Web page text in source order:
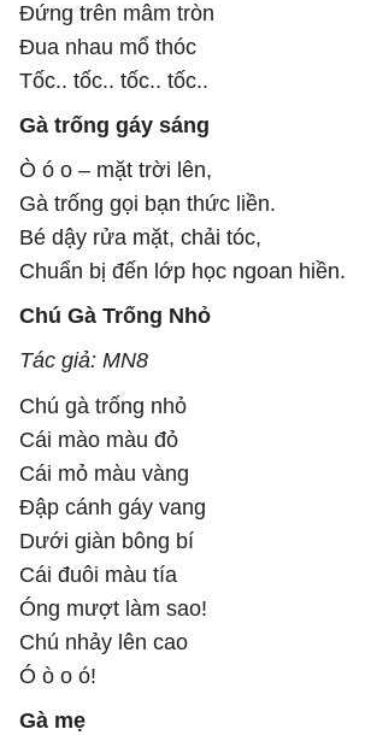
Đứng trên mâm tròn
Đua nhau mổ thóc
Tốc.. tốc.. tốc.. tốc..
Gà trống gáy sáng
Ò ó o – mặt trời lên,
Gà trống gọi bạn thức liền.
Bé dậy rửa mặt, chải tóc,
Chuẩn bị đến lớp học ngoan hiền.
Chú Gà Trống Nhỏ
Tác giả: MN8
Chú gà trống nhỏ
Cái mào màu đỏ
Cái mỏ màu vàng
Đập cánh gáy vang
Dưới giàn bông bí
Cái đuôi màu tía
Óng mượt làm sao!
Chú nhảy lên cao
Ó ò o ó!
Gà mẹ